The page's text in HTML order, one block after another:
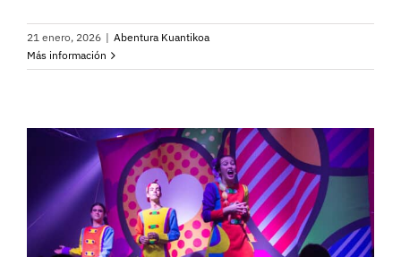
21 enero, 2026 | Abentura Kuantikoa
Más información